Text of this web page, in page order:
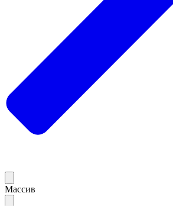
Массив